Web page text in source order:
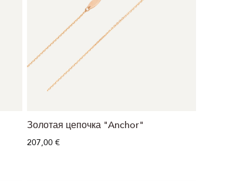
Золотая цепочка "Anchor"
207,00 €